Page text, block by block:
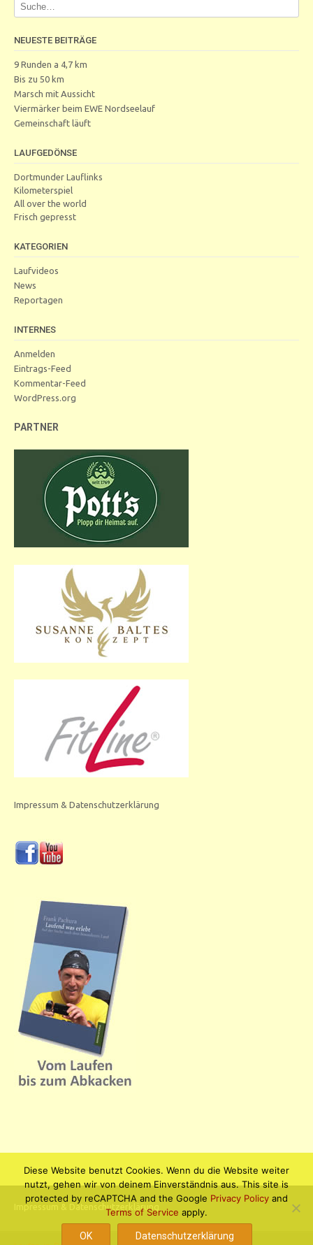
NEUESTE BEITRÄGE
9 Runden a 4,7 km
Bis zu 50 km
Marsch mit Aussicht
Viermärker beim EWE Nordseelauf
Gemeinschaft läuft
LAUFGEDÖNSE
Dortmunder Lauflinks
Kilometerspiel
All over the world
Frisch gepresst
KATEGORIEN
Laufvideos
News
Reportagen
INTERNES
Anmelden
Eintrags-Feed
Kommentar-Feed
WordPress.org
PARTNER
Impressum & Datenschutzerklärung
Impressum & Datenschutzerklärung
Diese Website benutzt Cookies. Wenn du die Website weiter
nutzt, gehen wir von deinem Einverständnis aus. This site is
protected by reCAPTCHA and the Google Privacy Policy and
Terms of Service apply.
OK Datenschutzerklärung